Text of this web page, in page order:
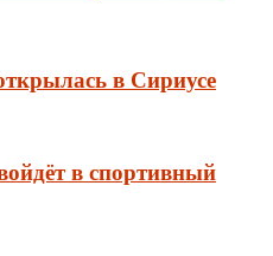
в Сириусе
в спортивный